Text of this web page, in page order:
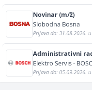
Novinar (m/ž)
Slobodna Bosna
Prijava do: 31.08.2026.
Administrativni
Elektro Servis -
Prijava do: 05.09.2026.